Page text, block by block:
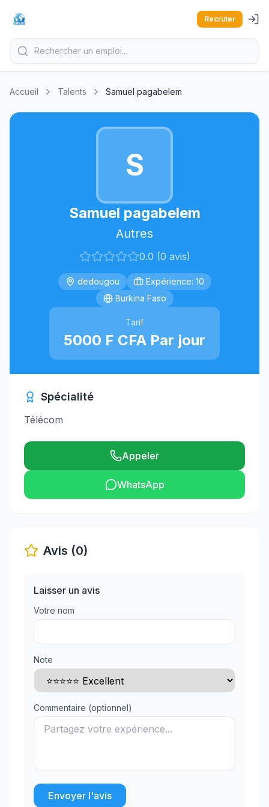
Recruter
Accueil Talents Samuel pagabelem
S
Samuel pagabelem
Autres
0.0 (0 avis)
dedougou
Expérience: 10
Burkina Faso
Tarif
5000 F CFA Par jour
Spécialité
Télécom
Appeler
WhatsApp
Avis (0)
Laisser un avis
Votre nom
Note
Commentaire (optionnel)
Envoyer l'avis